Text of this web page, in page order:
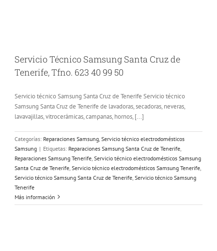
Servicio Técnico Samsung Santa Cruz de
Tenerife, Tfno. 623 40 99 50
Servicio técnico Samsung Santa Cruz de Tenerife Servicio técnico
Samsung Santa Cruz de Tenerife de lavadoras, secadoras, neveras,
lavavajillas, vitrocerámicas, campanas, hornos, [...]
Categorías: Reparaciones Samsung Servicio técnico electrodomésticos
Samsung | Etiquetas: Reparaciones Samsung Santa Cruz de Tenerife
Reparaciones Samsung Tenerife Servicio técnico electrodomésticos Samsung
Santa Cruz de Tenerife Servicio técnico electrodomésticos Samsung Tenerife
Servicio técnico Samsung Santa Cruz de Tenerife Servicio técnico Samsung
Tenerife
Más información